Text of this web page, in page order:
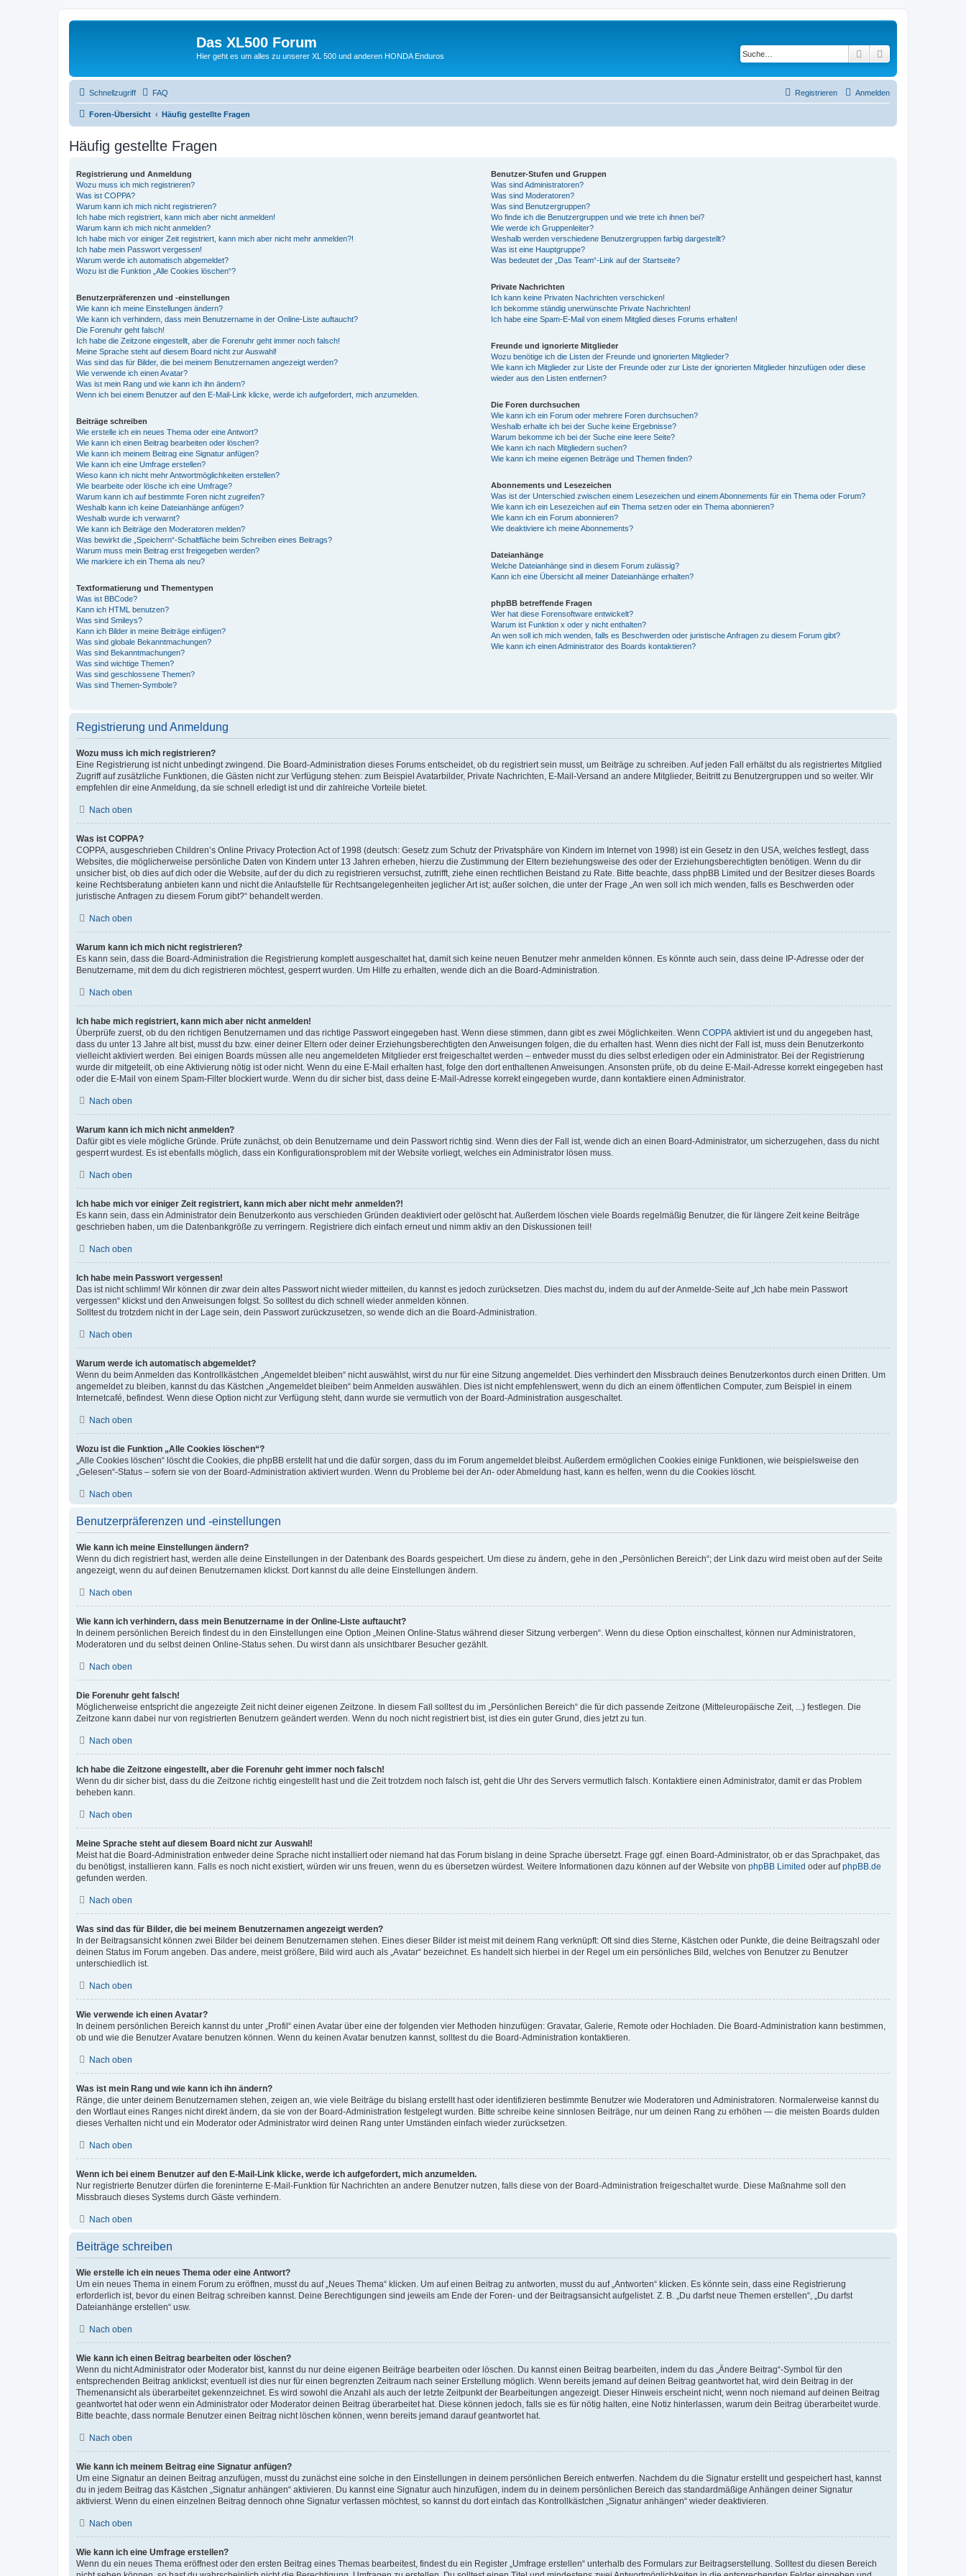
Das XL500 Forum
Hier geht es um alles zu unserer XL 500 und anderen HONDA Enduros Suche
Schnellzugriff FAQ Anmelden
Registrieren
Foren-Übersicht Häufig gestellte Fragen
Häufig gestellte Fragen
Registrierung und Anmeldung
Wozu muss ich mich registrieren?
Was ist COPPA?
Warum kann ich mich nicht registrieren?
Ich habe mich registriert, kann mich aber nicht anmelden!
Warum kann ich mich nicht anmelden?
Ich habe mich vor einiger Zeit registriert, kann mich aber nicht mehr anmelden?!
Ich habe mein Passwort vergessen!
Warum werde ich automatisch abgemeldet?
Wozu ist die Funktion „Alle Cookies löschen“?
Benutzerpräferenzen und -einstellungen
Wie kann ich meine Einstellungen ändern?
Wie kann ich verhindern, dass mein Benutzername in der Online-Liste auftaucht?
Die Forenuhr geht falsch!
Ich habe die Zeitzone eingestellt, aber die Forenuhr geht immer noch falsch!
Meine Sprache steht auf diesem Board nicht zur Auswahl!
Was sind das für Bilder, die bei meinem Benutzernamen angezeigt werden?
Wie verwende ich einen Avatar?
Was ist mein Rang und wie kann ich ihn ändern?
Wenn ich bei einem Benutzer auf den E-Mail-Link klicke, werde ich aufgefordert, mich anzumelden.
Beiträge schreiben
Wie erstelle ich ein neues Thema oder eine Antwort?
Wie kann ich einen Beitrag bearbeiten oder löschen?
Wie kann ich meinem Beitrag eine Signatur anfügen?
Wie kann ich eine Umfrage erstellen?
Wieso kann ich nicht mehr Antwortmöglichkeiten erstellen?
Wie bearbeite oder lösche ich eine Umfrage?
Warum kann ich auf bestimmte Foren nicht zugreifen?
Weshalb kann ich keine Dateianhänge anfügen?
Weshalb wurde ich verwarnt?
Wie kann ich Beiträge den Moderatoren melden?
Was bewirkt die „Speichern“-Schaltfläche beim Schreiben eines Beitrags?
Warum muss mein Beitrag erst freigegeben werden?
Wie markiere ich ein Thema als neu?
Textformatierung und Thementypen
Was ist BBCode?
Kann ich HTML benutzen?
Was sind Smileys?
Kann ich Bilder in meine Beiträge einfügen?
Was sind globale Bekanntmachungen?
Was sind Bekanntmachungen?
Was sind wichtige Themen?
Was sind geschlossene Themen?
Was sind Themen-Symbole?
Benutzer-Stufen und Gruppen
Was sind Administratoren?
Was sind Moderatoren?
Was sind Benutzergruppen?
Wo finde ich die Benutzergruppen und wie trete ich ihnen bei?
Wie werde ich Gruppenleiter?
Weshalb werden verschiedene Benutzergruppen farbig dargestellt?
Was ist eine Hauptgruppe?
Was bedeutet der „Das Team“-Link auf der Startseite?
Private Nachrichten
Ich kann keine Privaten Nachrichten verschicken!
Ich bekomme ständig unerwünschte Private Nachrichten!
Ich habe eine Spam-E-Mail von einem Mitglied dieses Forums erhalten!
Freunde und ignorierte Mitglieder
Wozu benötige ich die Listen der Freunde und ignorierten Mitglieder?
Wie kann ich Mitglieder zur Liste der Freunde oder zur Liste der ignorierten Mitglieder hinzufügen oder diese
wieder aus den Listen entfernen?
Die Foren durchsuchen
Wie kann ich ein Forum oder mehrere Foren durchsuchen?
Weshalb erhalte ich bei der Suche keine Ergebnisse?
Warum bekomme ich bei der Suche eine leere Seite?
Wie kann ich nach Mitgliedern suchen?
Wie kann ich meine eigenen Beiträge und Themen finden?
Abonnements und Lesezeichen
Was ist der Unterschied zwischen einem Lesezeichen und einem Abonnements für ein Thema oder Forum?
Wie kann ich ein Lesezeichen auf ein Thema setzen oder ein Thema abonnieren?
Wie kann ich ein Forum abonnieren?
Wie deaktiviere ich meine Abonnements?
Dateianhänge
Welche Dateianhänge sind in diesem Forum zulässig?
Kann ich eine Übersicht all meiner Dateianhänge erhalten?
phpBB betreffende Fragen
Wer hat diese Forensoftware entwickelt?
Warum ist Funktion x oder y nicht enthalten?
An wen soll ich mich wenden, falls es Beschwerden oder juristische Anfragen zu diesem Forum gibt?
Wie kann ich einen Administrator des Boards kontaktieren?
Registrierung und Anmeldung
Wozu muss ich mich registrieren?
Eine Registrierung ist nicht unbedingt zwingend. Die Board-Administration dieses Forums entscheidet, ob du registriert sein musst, um Beiträge zu schreiben. Auf jeden Fall erhältst du als registriertes Mitglied
Zugriff auf zusätzliche Funktionen, die Gästen nicht zur Verfügung stehen: zum Beispiel Avatarbilder, Private Nachrichten, E-Mail-Versand an andere Mitglieder, Beitritt zu Benutzergruppen und so weiter. Wir
empfehlen dir eine Anmeldung, da sie schnell erledigt ist und dir zahlreiche Vorteile bietet.
Nach oben
Was ist COPPA?
COPPA, ausgeschrieben Children’s Online Privacy Protection Act of 1998 (deutsch: Gesetz zum Schutz der Privatsphäre von Kindern im Internet von 1998) ist ein Gesetz in den USA, welches festlegt, dass
Websites, die möglicherweise persönliche Daten von Kindern unter 13 Jahren erheben, hierzu die Zustimmung der Eltern beziehungsweise des oder der Erziehungsberechtigten benötigen. Wenn du dir
unsicher bist, ob dies auf dich oder die Website, auf der du dich zu registrieren versuchst, zutrifft, ziehe einen rechtlichen Beistand zu Rate. Bitte beachte, dass phpBB Limited und der Besitzer dieses Boards
keine Rechtsberatung anbieten kann und nicht die Anlaufstelle für Rechtsangelegenheiten jeglicher Art ist; außer solchen, die unter der Frage „An wen soll ich mich wenden, falls es Beschwerden oder
juristische Anfragen zu diesem Forum gibt?“ behandelt werden.
Nach oben
Warum kann ich mich nicht registrieren?
Es kann sein, dass die Board-Administration die Registrierung komplett ausgeschaltet hat, damit sich keine neuen Benutzer mehr anmelden können. Es könnte auch sein, dass deine IP-Adresse oder der
Benutzername, mit dem du dich registrieren möchtest, gesperrt wurden. Um Hilfe zu erhalten, wende dich an die Board-Administration.
Nach oben
Ich habe mich registriert, kann mich aber nicht anmelden!
Überprüfe zuerst, ob du den richtigen Benutzernamen und das richtige Passwort eingegeben hast. Wenn diese stimmen, dann gibt es zwei Möglichkeiten. Wenn COPPA aktiviert ist und du angegeben hast,
dass du unter 13 Jahre alt bist, musst du bzw. einer deiner Eltern oder deiner Erziehungsberechtigten den Anweisungen folgen, die du erhalten hast. Wenn dies nicht der Fall ist, muss dein Benutzerkonto
vielleicht aktiviert werden. Bei einigen Boards müssen alle neu angemeldeten Mitglieder erst freigeschaltet werden – entweder musst du dies selbst erledigen oder ein Administrator. Bei der Registrierung
wurde dir mitgeteilt, ob eine Aktivierung nötig ist oder nicht. Wenn du eine E-Mail erhalten hast, folge den dort enthaltenen Anweisungen. Ansonsten prüfe, ob du deine E-Mail-Adresse korrekt eingegeben hast
oder die E-Mail von einem Spam-Filter blockiert wurde. Wenn du dir sicher bist, dass deine E-Mail-Adresse korrekt eingegeben wurde, dann kontaktiere einen Administrator.
Nach oben
Warum kann ich mich nicht anmelden?
Dafür gibt es viele mögliche Gründe. Prüfe zunächst, ob dein Benutzername und dein Passwort richtig sind. Wenn dies der Fall ist, wende dich an einen Board-Administrator, um sicherzugehen, dass du nicht
gesperrt wurdest. Es ist ebenfalls möglich, dass ein Konfigurationsproblem mit der Website vorliegt, welches ein Administrator lösen muss.
Nach oben
Ich habe mich vor einiger Zeit registriert, kann mich aber nicht mehr anmelden?!
Es kann sein, dass ein Administrator dein Benutzerkonto aus verschieden Gründen deaktiviert oder gelöscht hat. Außerdem löschen viele Boards regelmäßig Benutzer, die für längere Zeit keine Beiträge
geschrieben haben, um die Datenbankgröße zu verringern. Registriere dich einfach erneut und nimm aktiv an den Diskussionen teil!
Nach oben
Ich habe mein Passwort vergessen!
Das ist nicht schlimm! Wir können dir zwar dein altes Passwort nicht wieder mitteilen, du kannst es jedoch zurücksetzen. Dies machst du, indem du auf der Anmelde-Seite auf „Ich habe mein Passwort
vergessen“ klickst und den Anweisungen folgst. So solltest du dich schnell wieder anmelden können.
Solltest du trotzdem nicht in der Lage sein, dein Passwort zurückzusetzen, so wende dich an die Board-Administration.
Nach oben
Warum werde ich automatisch abgemeldet?
Wenn du beim Anmelden das Kontrollkästchen „Angemeldet bleiben“ nicht auswählst, wirst du nur für eine Sitzung angemeldet. Dies verhindert den Missbrauch deines Benutzerkontos durch einen Dritten. Um
angemeldet zu bleiben, kannst du das Kästchen „Angemeldet bleiben“ beim Anmelden auswählen. Dies ist nicht empfehlenswert, wenn du dich an einem öffentlichen Computer, zum Beispiel in einem
Internetcafé, befindest. Wenn diese Option nicht zur Verfügung steht, dann wurde sie vermutlich von der Board-Administration ausgeschaltet.
Nach oben
Wozu ist die Funktion „Alle Cookies löschen“?
„Alle Cookies löschen“ löscht die Cookies, die phpBB erstellt hat und die dafür sorgen, dass du im Forum angemeldet bleibst. Außerdem ermöglichen Cookies einige Funktionen, wie beispielsweise den
„Gelesen“-Status – sofern sie von der Board-Administration aktiviert wurden. Wenn du Probleme bei der An- oder Abmeldung hast, kann es helfen, wenn du die Cookies löscht.
Nach oben
Benutzerpräferenzen und -einstellungen
Wie kann ich meine Einstellungen ändern?
Wenn du dich registriert hast, werden alle deine Einstellungen in der Datenbank des Boards gespeichert. Um diese zu ändern, gehe in den „Persönlichen Bereich“; der Link dazu wird meist oben auf der Seite
angezeigt, wenn du auf deinen Benutzernamen klickst. Dort kannst du alle deine Einstellungen ändern.
Nach oben
Wie kann ich verhindern, dass mein Benutzername in der Online-Liste auftaucht?
In deinem persönlichen Bereich findest du in den Einstellungen eine Option „Meinen Online-Status während dieser Sitzung verbergen“. Wenn du diese Option einschaltest, können nur Administratoren,
Moderatoren und du selbst deinen Online-Status sehen. Du wirst dann als unsichtbarer Besucher gezählt.
Nach oben
Die Forenuhr geht falsch!
Möglicherweise entspricht die angezeigte Zeit nicht deiner eigenen Zeitzone. In diesem Fall solltest du im „Persönlichen Bereich“ die für dich passende Zeitzone (Mitteleuropäische Zeit, ...) festlegen. Die
Zeitzone kann dabei nur von registrierten Benutzern geändert werden. Wenn du noch nicht registriert bist, ist dies ein guter Grund, dies jetzt zu tun.
Nach oben
Ich habe die Zeitzone eingestellt, aber die Forenuhr geht immer noch falsch!
Wenn du dir sicher bist, dass du die Zeitzone richtig eingestellt hast und die Zeit trotzdem noch falsch ist, geht die Uhr des Servers vermutlich falsch. Kontaktiere einen Administrator, damit er das Problem
beheben kann.
Nach oben
Meine Sprache steht auf diesem Board nicht zur Auswahl!
Meist hat die Board-Administration entweder deine Sprache nicht installiert oder niemand hat das Forum bislang in deine Sprache übersetzt. Frage ggf. einen Board-Administrator, ob er das Sprachpaket, das
du benötigst, installieren kann. Falls es noch nicht existiert, würden wir uns freuen, wenn du es übersetzen würdest. Weitere Informationen dazu können auf der Website von phpBB Limited oder aufphpBB.de
gefunden werden.
Nach oben
Was sind das für Bilder, die bei meinem Benutzernamen angezeigt werden?
In der Beitragsansicht können zwei Bilder bei deinem Benutzernamen stehen. Eines dieser Bilder ist meist mit deinem Rang verknüpft: Oft sind dies Sterne, Kästchen oder Punkte, die deine Beitragszahl oder
deinen Status im Forum angeben. Das andere, meist größere, Bild wird auch als „Avatar“ bezeichnet. Es handelt sich hierbei in der Regel um ein persönliches Bild, welches von Benutzer zu Benutzer
unterschiedlich ist.
Nach oben
Wie verwende ich einen Avatar?
In deinem persönlichen Bereich kannst du unter „Profil“ einen Avatar über eine der folgenden vier Methoden hinzufügen: Gravatar, Galerie, Remote oder Hochladen. Die Board-Administration kann bestimmen,
ob und wie die Benutzer Avatare benutzen können. Wenn du keinen Avatar benutzen kannst, solltest du die Board-Administration kontaktieren.
Nach oben
Was ist mein Rang und wie kann ich ihn ändern?
Ränge, die unter deinem Benutzernamen stehen, zeigen an, wie viele Beiträge du bislang erstellt hast oder identifizieren bestimmte Benutzer wie Moderatoren und Administratoren. Normalerweise kannst du
den Wortlaut eines Ranges nicht direkt ändern, da sie von der Board-Administration festgelegt wurden. Bitte schreibe keine sinnlosen Beiträge, nur um deinen Rang zu erhöhen — die meisten Boards dulden
dieses Verhalten nicht und ein Moderator oder Administrator wird deinen Rang unter Umständen einfach wieder zurücksetzen.
Nach oben
Wenn ich bei einem Benutzer auf den E-Mail-Link klicke, werde ich aufgefordert, mich anzumelden.
Nur registrierte Benutzer dürfen die foreninterne E-Mail-Funktion für Nachrichten an andere Benutzer nutzen, falls diese von der Board-Administration freigeschaltet wurde. Diese Maßnahme soll den
Missbrauch dieses Systems durch Gäste verhindern.
Nach oben
Beiträge schreiben
Wie erstelle ich ein neues Thema oder eine Antwort?
Um ein neues Thema in einem Forum zu eröffnen, musst du auf „Neues Thema“ klicken. Um auf einen Beitrag zu antworten, musst du auf „Antworten“ klicken. Es könnte sein, dass eine Registrierung
erforderlich ist, bevor du einen Beitrag schreiben kannst. Deine Berechtigungen sind jeweils am Ende der Foren- und der Beitragsansicht aufgelistet. Z. B. „Du darfst neue Themen erstellen“, „Du darfst
Dateianhänge erstellen“ usw.
Nach oben
Wie kann ich einen Beitrag bearbeiten oder löschen?
Wenn du nicht Administrator oder Moderator bist, kannst du nur deine eigenen Beiträge bearbeiten oder löschen. Du kannst einen Beitrag bearbeiten, indem du das „Ändere Beitrag“-Symbol für den
entsprechenden Beitrag anklickst; eventuell ist dies nur für einen begrenzten Zeitraum nach seiner Erstellung möglich. Wenn bereits jemand auf deinen Beitrag geantwortet hat, wird dein Beitrag in der
Themenansicht als überarbeitet gekennzeichnet. Es wird sowohl die Anzahl als auch der letzte Zeitpunkt der Bearbeitungen angezeigt. Dieser Hinweis erscheint nicht, wenn noch niemand auf deinen Beitrag
geantwortet hat oder wenn ein Administrator oder Moderator deinen Beitrag überarbeitet hat. Diese können jedoch, falls sie es für nötig halten, eine Notiz hinterlassen, warum dein Beitrag überarbeitet wurde.
Bitte beachte, dass normale Benutzer einen Beitrag nicht löschen können, wenn bereits jemand darauf geantwortet hat.
Nach oben
Wie kann ich meinem Beitrag eine Signatur anfügen?
Um eine Signatur an deinen Beitrag anzufügen, musst du zunächst eine solche in den Einstellungen in deinem persönlichen Bereich entwerfen. Nachdem du die Signatur erstellt und gespeichert hast, kannst
du in jedem Beitrag das Kästchen „Signatur anhängen“ aktivieren. Du kannst eine Signatur auch hinzufügen, indem du in deinem persönlichen Bereich das standardmäßige Anhängen deiner Signatur
aktivierst. Wenn du einen einzelnen Beitrag dennoch ohne Signatur verfassen möchtest, so kannst du dort einfach das Kontrollkästchen „Signatur anhängen“ wieder deaktivieren.
Nach oben
Wie kann ich eine Umfrage erstellen?
Wenn du ein neues Thema eröffnest oder den ersten Beitrag eines Themas bearbeitest, findest du ein Register „Umfrage erstellen“ unterhalb des Formulars zur Beitragserstellung. Solltest du diesen Bereich